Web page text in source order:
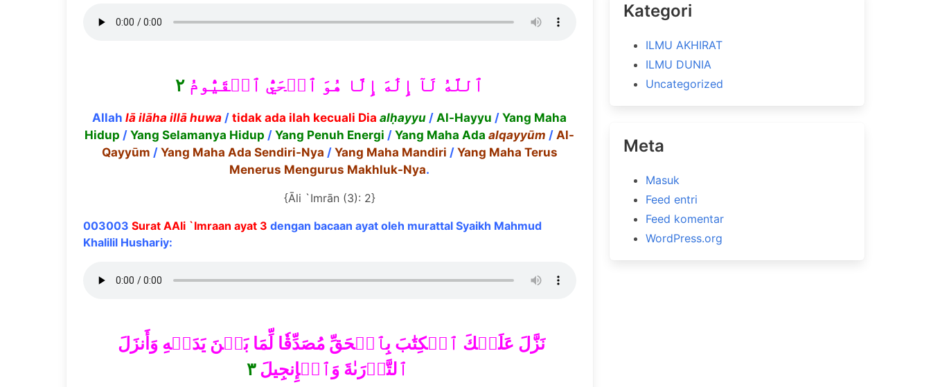
ٱللَّهُ لَآ إِلَٰهَ إِلَّا هُوَ ٱلۡحَيُّ ٱلۡقَيُّومُ٢
Allahlā ilāha illā huwa /tidak ada ilah kecuali Dia alḥayyu /Al-Hayyu /Yang Maha
Hidup /Yang Selamanya Hidup /Yang Penuh Energi /Yang Maha Ada alqayyūm /Al-
Qayyūm / Yang Maha Ada Sendiri-Nya / Yang Maha Mandiri / Yang Maha Terus
Menerus Mengurus Makhluk-Nya.
{Āli `Imrān (3): 2}
003003 Surat AAli `Imraan ayat 3 dengan bacaan ayat oleh murattal Syaikh Mahmud
Khalilil Hushariy:
نَزَّلَ عَلَيۡكَ ٱلۡكِتَٰبَ بِٱلۡحَقِّ مُصَدِّقٗا لِّمَا بَيۡنَ يَدَيۡهِ وَأَنزَلَ
ٱلتَّوۡرَىٰةَ وَٱلۡإِنجِيلَ٣
Kategori
ILMU AKHIRAT
ILMU DUNIA
Uncategorized
Meta
Masuk
Feed entri
Feed komentar
WordPress.org